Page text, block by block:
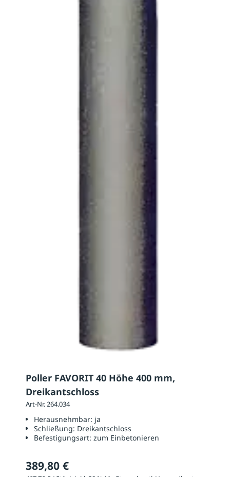
Poller FAVORIT 40 Höhe 400 mm,
Dreikantschloss
Art-Nr. 264.034
Herausnehmbar: ja
Schließung: Dreikantschloss
Befestigungsart: zum Einbetonieren
389,80 €